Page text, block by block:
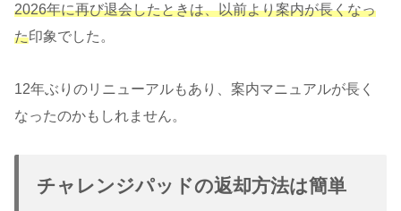
2026年に再び退会したときは、以前より案内が長くなっ
た印象でした。
12年ぶりのリニューアルもあり、案内マニュアルが長く
なったのかもしれません。
チャレンジパッドの返却方法は簡単